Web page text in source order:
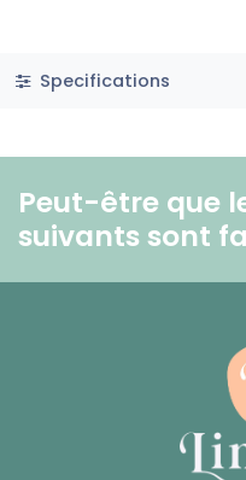
Specifications
Peut-être que
suivants sont